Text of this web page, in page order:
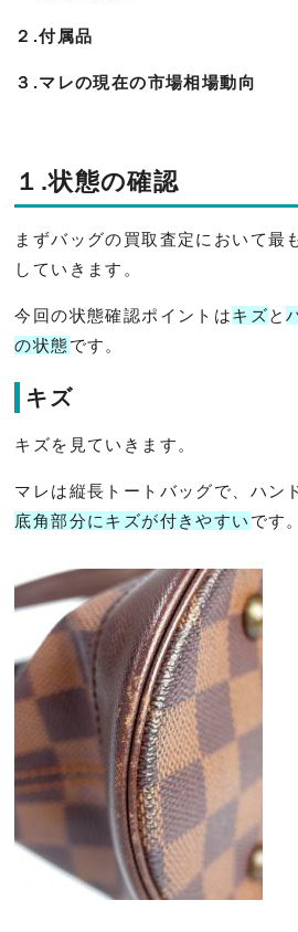
２.付属品
３.マレの現在の市場相場動向
１.状態の確認
まずバッグの買取査定において最
していきます。
今回の状態確認ポイントはキズと
の状態です。
キズ
キズを見ていきます。
マレは縦長トートバッグで、ハン
底角部分にキズが付きやすい です。